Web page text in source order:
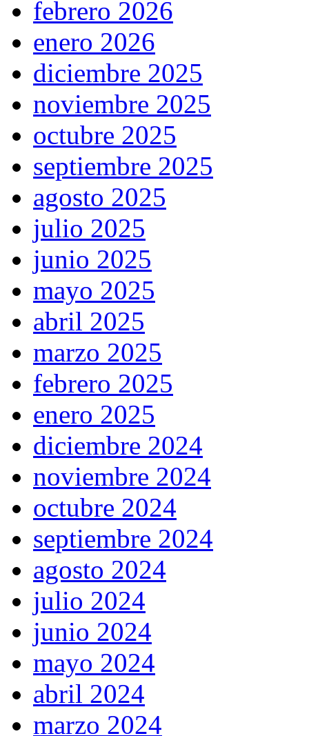
febrero 2026
enero 2026
diciembre 2025
noviembre 2025
octubre 2025
septiembre 2025
agosto 2025
julio 2025
junio 2025
mayo 2025
abril 2025
marzo 2025
febrero 2025
enero 2025
diciembre 2024
noviembre 2024
octubre 2024
septiembre 2024
agosto 2024
julio 2024
junio 2024
mayo 2024
abril 2024
marzo 2024